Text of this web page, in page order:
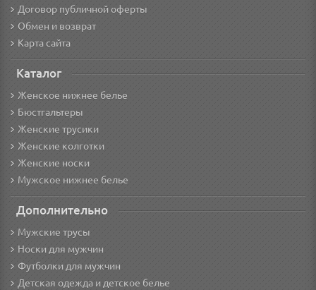
Договор публичной оферты
Обмен и возврат
Карта сайта
Каталог
Женское нижнее белье
Бюстгальтеры
Женские трусики
Женские колготки
Женские носки
Мужское нижнее белье
Дополнительно
Мужские трусы
Носки для мужчин
Футболки для мужчин
Детская одежда и детское белье